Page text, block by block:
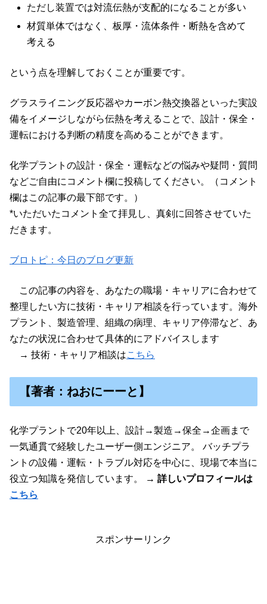
ただし装置では対流伝熱が支配的になることが多い
材質単体ではなく、板厚・流体条件・断熱を含めて
考える
という点を理解しておくことが重要です。
グラスライニング反応器やカーボン熱交換器といった実設
備をイメージしながら伝熱を考えることで、設計・保全・
運転における判断の精度を高めることができます。
化学プラントの設計・保全・運転などの悩みや疑問・質問
などご自由にコメント欄に投稿してください。（コメント
欄はこの記事の最下部です。）
*いただいたコメント全て拝見し、真剣に回答させていた
だきます。
ブロトピ：今日のブログ更新
この記事の内容を、あなたの職場・キャリアに合わせて
整理したい方に技術・キャリア相談を行っています。海外
プラント、製造管理、組織の病理、キャリア停滞など、あ
なたの状況に合わせて具体的にアドバイスします
→ 技術・キャリア相談はこちら
【著者：ねおにーーと】
化学プラントで20年以上、設計→製造→保全→企画まで
一気通貫で経験したユーザー側エンジニア。 バッチプラ
ントの設備・運転・トラブル対応を中心に、現場で本当に
役立つ知識を発信しています。
→ 詳しいプロフィールは
こちら
スポンサーリンク